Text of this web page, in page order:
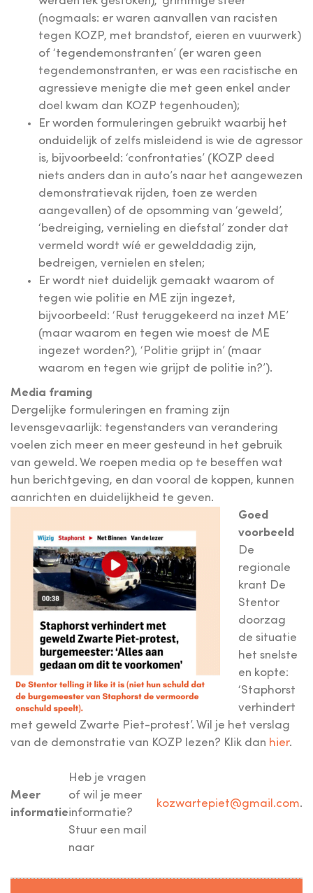
(nogmaals: er waren aanvallen van racisten
tegen KOZP, met brandstof, eieren en vuurwerk)
of ‘tegendemonstranten’ (er waren geen
tegendemonstranten, er was een racistische en
agressieve menigte die met geen enkel ander
doel kwam dan KOZP tegenhouden);
Er worden formuleringen gebruikt waarbij het
onduidelijk of zelfs misleidend is wie de agressor
is, bijvoorbeeld: ‘confrontaties’ (KOZP deed
niets anders dan in auto’s naar het aangewezen
demonstratievak rijden, toen ze werden
aangevallen) of de opsomming van ‘geweld’,
‘bedreiging, vernieling en diefstal’ zonder dat
vermeld wordt wíé er gewelddadig zijn,
bedreigen, vernielen en stelen;
Er wordt niet duidelijk gemaakt waarom of
tegen wie politie en ME zijn ingezet,
bijvoorbeeld: ‘Rust teruggekeerd na inzet ME’
(maar waarom en tegen wie moest de ME
ingezet worden?), ‘Politie grijpt in’ (maar
waarom en tegen wie grijpt de politie in?’).
Media framing
Dergelijke formuleringen en framing zijn
levensgevaarlijk: tegenstanders van verandering
voelen zich meer en meer gesteund in het gebruik
van geweld. We roepen media op te beseffen wat
hun berichtgeving, en dan vooral de koppen, kunnen
aanrichten en duidelijkheid te geven.
Goed
voorbeeld
De
regionale
krant De
Stentor
doorzag
de situatie
het snelste
en kopte:
‘Staphorst
verhindert
met geweld Zwarte Piet-protest’. Wil je het verslag
van de demonstratie van KOZP lezen? Klik dan hier.
Meer
informatie
Heb je vragen
of wil je meer
informatie?
Stuur een mail
naar
kozwartepiet@gmail.com.